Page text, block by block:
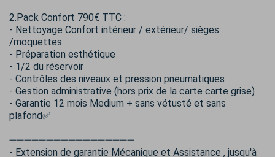
2.Pack Confort 790€ TTC :
- Nettoyage Confort intérieur / extérieur/ sièges
/moquettes.
- Préparation esthétique
- 1/2 du réservoir
- Contrôles des niveaux et pression pneumatiques
- Gestion administrative (hors prix de la carte carte grise)
- Garantie 12 mois Medium + sans vétusté et sans
plafond✅
➖➖➖➖➖➖➖➖➖➖➖➖➖➖➖➖➖
- Extension de garantie Mécanique et Assistance , jusqu'à